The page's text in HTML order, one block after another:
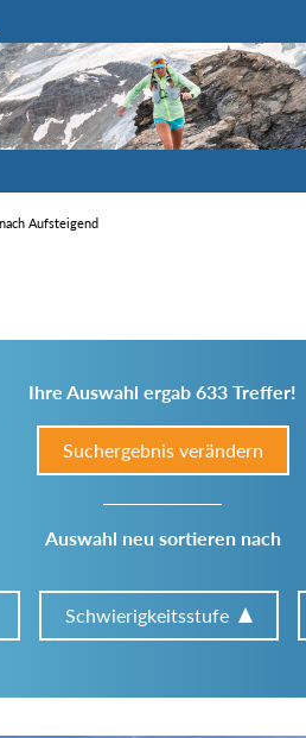
Aufsteigend
Ihre Auswahl ergab 633 Treffer!
Suchergebnis verändern
Auswahl neu sortieren nach
Schwierigkeitsstufe